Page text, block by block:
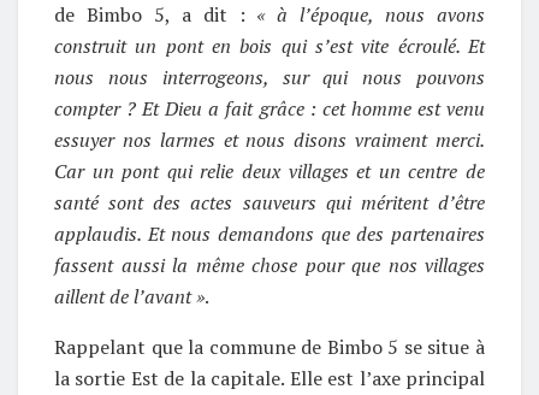
de Bimbo 5, a dit : « à l’époque, nous avons
construit un pont en bois qui s’est vite écroulé. Et
nous nous interrogeons, sur qui nous pouvons
compter ? Et Dieu a fait grâce : cet homme est venu
essuyer nos larmes et nous disons vraiment merci.
Car un pont qui relie deux villages et un centre de
santé sont des actes sauveurs qui méritent d’être
applaudis. Et nous demandons que des partenaires
fassent aussi la même chose pour que nos villages
aillent de l’avant ».
Rappelant que la commune de Bimbo 5 se situe à
la sortie Est de la capitale. Elle est l’axe principal